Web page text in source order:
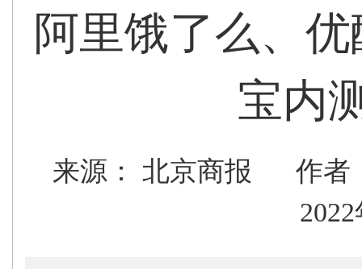
阿里饿了么、
宝内
来源： 北京商报 作